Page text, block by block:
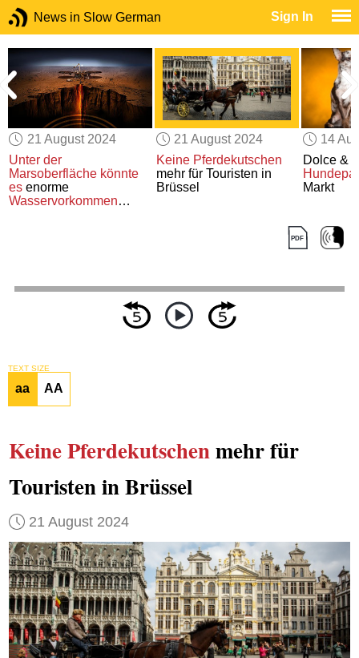
News in Slow German Sign In
21 August 2024
Unter der
Marsoberfläche könnte
es enorme
Wasservorkommen
21 August 2024
Keine Pferdekutschen
mehr für Touristen in
Brüssel
14
Dolce &
Markt
TEXT SIZE
aa AA
KeinePferdekutschenmehr für
Touristen in Brüssel
21 August 2024